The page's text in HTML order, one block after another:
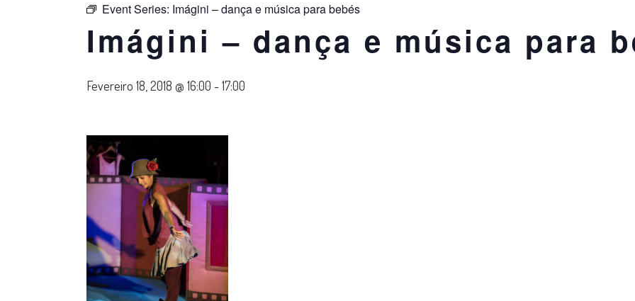
Event Series: Imágini – dança e música para bebés
Imágini – dança e música para
Fevereiro 18, 2018 @ 16:00 -17:00